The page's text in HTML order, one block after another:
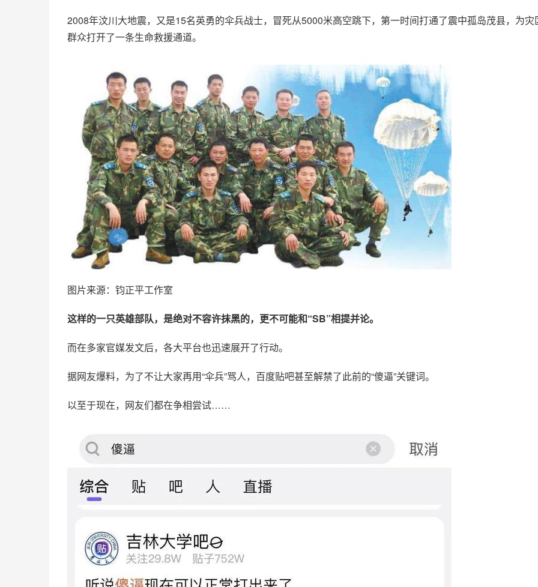
2008年汶川大地震，又是15名英勇的伞兵战士，冒死从5000米高空跳下，第一时间打通了震中孤岛茂县，为灾
群众打开了一条生命救援通道。
图片来源：钧正平工作室
这样的一只英雄部队，是绝对不容许抹黑的，更不可能和“SB”相提并论。
而在多家官媒发文后，各大平台也迅速展开了行动。
据网友爆料，为了不让大家再用“伞兵”骂人， 百度贴吧甚至解禁了此前的“傻逼”关键词。
以至于现在，网友们都在争相尝试……